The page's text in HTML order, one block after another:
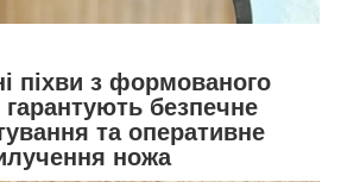
піхви з формованого
гарантують безпечне
та оперативне
ножа